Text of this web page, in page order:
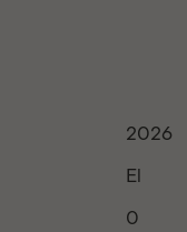
2026
El
0